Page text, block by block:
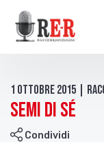
Salta al contenuto
1 Ottobre 2015 |
Semi di sé
Condividi